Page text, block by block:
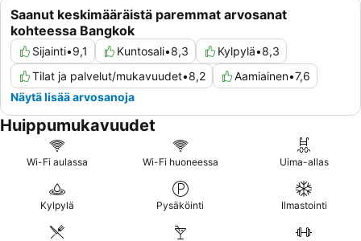
Saanut keskimääräistä paremmat arvosanat
kohteessa Bangkok
Sijainti•9,1 Kuntosali•8,3 Kylpylä•8,3
Tilat ja palvelut/mukavuudet•8,2 Aamiainen•7,6
Näytä lisää arvosanoja
Huippumukavuudet
Wi-Fi aulassa Wi-Fi huoneessa Uima-allas
Kylpylä Pysäköinti Ilmastointi